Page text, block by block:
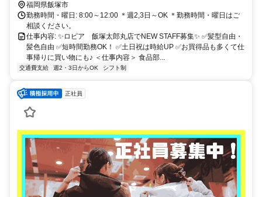
福岡県飯塚市
勤務時間・曜日: 8:00～12:00 ＊週2,3日～OK ＊勤務時間・曜日はご
相談ください。
仕事内容: ✨ロピア 飯塚太郎丸店でNEW STAFF募集✨ ✅️髪型自由・
髪色自由 ✅️短時間勤務OK！ ✅️土日祝は時給UP ✅️お買得品も多くて仕
事帰りに買い物にも♪ ＜仕事内容＞ 食品部...
交通費支給 週2・3日からOK シフト制
正社員